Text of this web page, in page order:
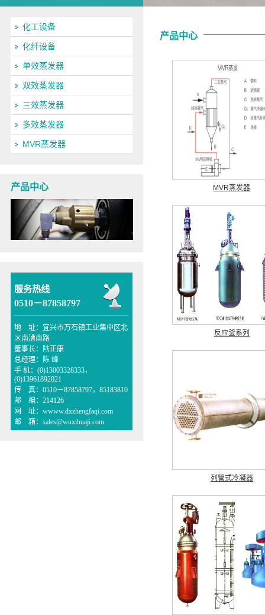
化工设备
化纤设备
单效蒸发器
双效蒸发器
三效蒸发器
多效蒸发器
MVR蒸发器
产品中心
服务热线
0510－87858797
地 址：宜兴市万石镇工业集中区北
区南漕南路
董事长：陆正康
总经理：陈 峰
手 机：(0)13003328333，
(0)13961892021
传 真：0510－87858797，85183810
邮 编：214126
网 址：wwww.dxzhengfaqi.com
邮 箱：sales@wuxihuaji.com
产品中心
MVR蒸发器
反应釜系列
列管式冷凝器